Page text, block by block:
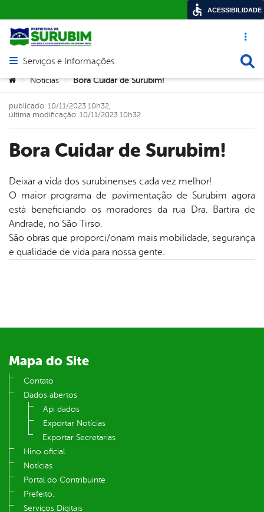
Acesso
Abrir menu principal de navegação
Serviços e Informações
Você está aqui:
> Notícias > Bora Cuidar de Surubim!
Bora Cuidar de Surubim!
publicado: 10/11/2023 10h32,
última modificação: 10/11/2023 10h32
Deixar a vida dos surubinenses cada vez melhor!
O maior programa de pavimentação de Surubim agora
está beneficiando os moradores da rua Dra. Bartira de
Andrade, no São Tirso.
São obras que proporci/onam mais mobilidade, segurança
e qualidade de vida para nossa gente.
Mapa do Site
Contato
Dados abertos
Api dados
Exportar Notícias
Exportar Secretarias
Hino oficial
Notícias
Portal do Contribuinte
Prefeito.
Serviços Digitais
ACESSIBILIDADE